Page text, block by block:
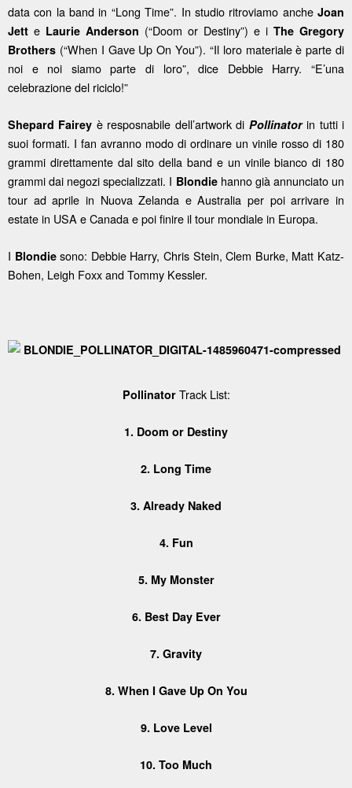
data con la band in “Long Time”. In studio ritroviamo ancheJoan
Jett e Laurie Anderson (“Doom or Destiny”) e i The Gregory
Brothers (“When I Gave Up On You”). “Il loro materiale è parte di
noi e noi siamo parte di loro”, dice Debbie Harry. “E’una
celebrazione del riciclo!”
Shepard Fairey è resposnabile dell’artwork di Pollinatorin tutti i
suoi formati. I fan avranno modo di ordinare un vinile rosso di 180
grammi direttamente dal sito della band e un vinile bianco di 180
grammi dai negozi specializzati. I Blondiehanno già annunciato un
tour ad aprile in Nuova Zelanda e Australia per poi arrivare in
estate in USA e Canada e poi finire il tour mondiale in Europa.
I Blondiesono: Debbie Harry, Chris Stein, Clem Burke, Matt Katz-
Bohen, Leigh Foxx and Tommy Kessler.
PollinatorTrack List:
1. Doom or Destiny
2. Long Time
3. Already Naked
4. Fun
5. My Monster
6. Best Day Ever
7. Gravity
8. When I Gave Up On You
9. Love Level
10. Too Much